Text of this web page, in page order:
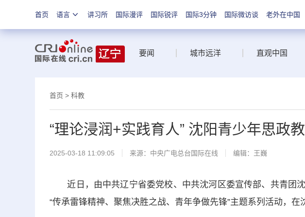
首页 语言 讲习所 国际漫评 国际锐评 国际3分钟 国际微访谈 老外在中国
要闻 城市远洋 直观中国
首页 > 科教
“理论浸润+实践育人” 沈阳青少年思政
2025-03-18 11:09:05 来源：中央广电总台国际在线 编辑：王巍
近日，由中共辽宁省委党校、中共沈河区委宣传部、共青团
“传承雷锋精神、聚焦决胜之战、青年争做先锋”主题系列活动，在